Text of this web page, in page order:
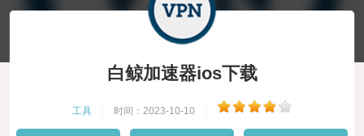
白鲸加速器ios下载
工具 时间：2023-10-10